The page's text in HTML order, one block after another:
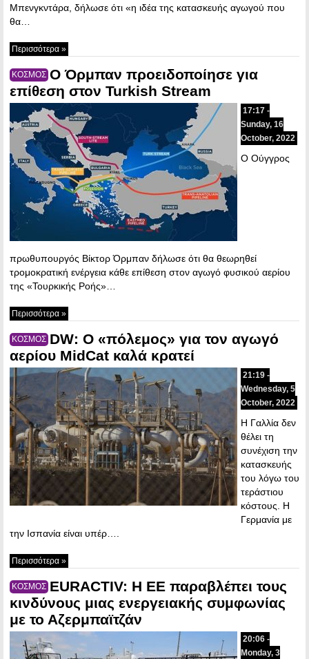
Μπενγκντάρα, δήλωσε ότι «η ιδέα της κατασκευής αγωγού που
θα…
Περισσότερα »
ΚΟΣΜΟΣ Ο Όρμπαν προειδοποίησε για
επίθεση στον Turkish Stream
17:17 -
Sunday, 16
October, 2022
Ο Ούγγρος
πρωθυπουργός Βίκτορ Όρμπαν δήλωσε ότι θα θεωρηθεί
τρομοκρατική ενέργεια κάθε επίθεση στον αγωγό φυσικού αερίου
της «Τουρκικής Ροής»…
Περισσότερα »
ΚΟΣΜΟΣ DW: O «πόλεμος» για τον αγωγό
αερίου MidCat καλά κρατεί
21:19 -
Wednesday, 5
October, 2022
Η Γαλλία δεν
θέλει τη
συνέχιση την
κατασκευής
του λόγω του
τεράστιου
κόστους. Η
Γερμανία με
την Ισπανία είναι υπέρ….
Περισσότερα »
ΚΟΣΜΟΣ EURACTIV: Η ΕΕ παραβλέπει τους
κινδύνους μιας ενεργειακής συμφωνίας
με το Αζερμπαϊτζάν
20:06 -
Monday, 3